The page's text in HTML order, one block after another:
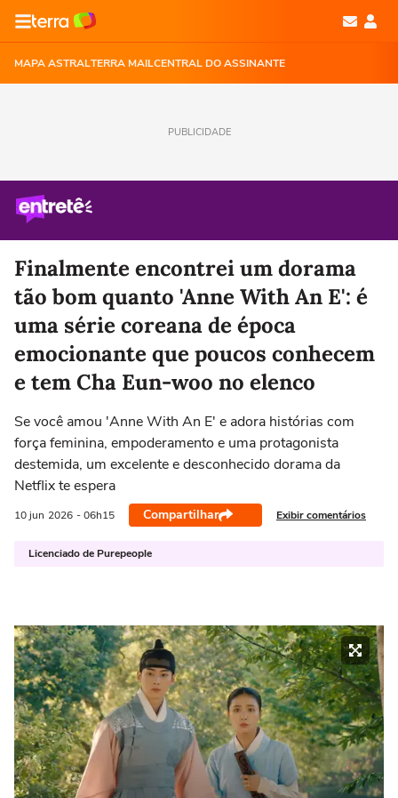
MAPA ASTRALTERRA MAILCENTRAL DO ASSINANTE
PUBLICIDADE
Finalmente encontrei um dorama
tão bom quanto 'Anne With An E': é
uma série coreana de época
emocionante que poucos conhecem
e tem Cha Eun-woo no elenco
Se você amou 'Anne With An E' e adora histórias com
força feminina, empoderamento e uma protagonista
destemida, um excelente e desconhecido dorama da
Netflix te espera
10 jun 2026 - 06h15 Compartilhar Exibir comentários
Licenciado de Purepeople